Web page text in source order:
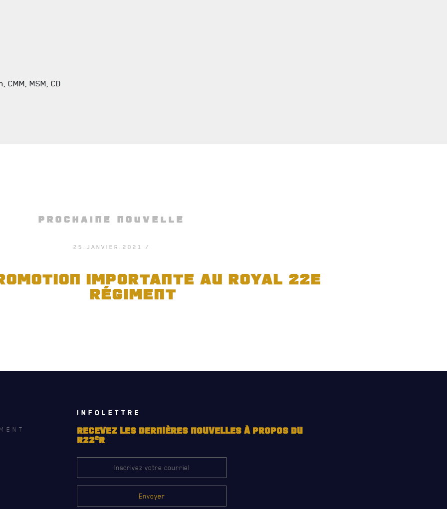
MSM, CD
PROCHAINE NOUVELLE
25.JANVIER.2021 /
IMPORTANTE AU ROYAL 22E
RÉGIMENT
INFOLETTRE
RECEVEZ LES DERNIÈRES NOUVELLES À PROPOS DU
R22eR